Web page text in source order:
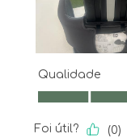
Qualidade
Qualidade, 5.0
Foi útil? (0)